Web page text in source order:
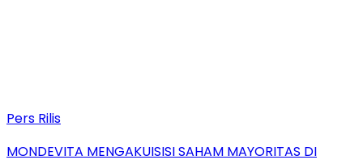
Pers Rilis
MONDEVITA MENGAKUISISI SAHAM MAYORITAS DI